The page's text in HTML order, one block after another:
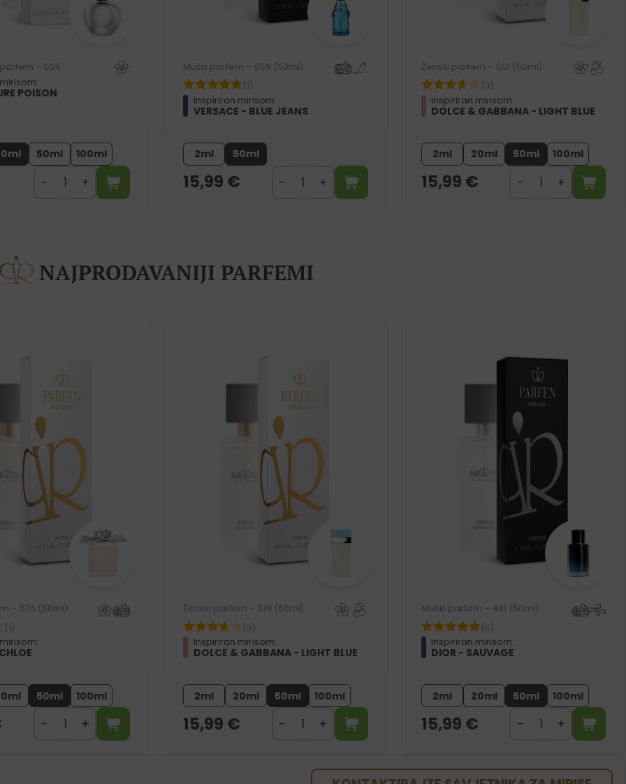
– 525
POISON
50ml 100ml
Muški parfem – 659 (50ml)
(1)
Inspiriran mirisom:
VERSACE - BLUE JEANS
2ml 50ml
15,99 €
Ženski parfem – 501 (50ml)
(3)
Inspiriran mirisom:
DOLCE & GABBANA - LIGHT BLUE
2ml 20ml 50ml 100ml
15,99 €
NAJPRODAVANIJI PARFEMI
– 576 (50ml)
(1)
50ml 100ml
Ženski parfem – 501 (50ml)
(3)
Inspiriran mirisom:
DOLCE & GABBANA - LIGHT BLUE
2ml 20ml 50ml 100ml
15,99 €
Muški parfem – 401 (50ml)
(5)
Inspiriran mirisom:
DIOR - SAUVAGE
2ml 20ml 50ml 100ml
15,99 €